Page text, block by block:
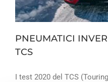
PNEUMATICI
TCS
I test 2020 del TCS